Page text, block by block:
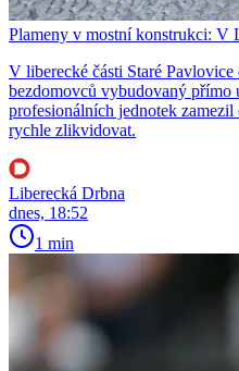
Plameny v mostní konstrukci: V
V liberecké části Staré
bezdomovců vybudovaný přímo
profesionálních jednotek
rychle zlikvidovat.
Liberecká Drbna
dnes, 18:52
1 min